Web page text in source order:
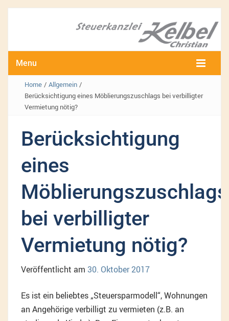
Menu
Home / Allgemein /
Berücksichtigung eines Möblierungszuschlags bei verbilligter
Vermietung nötig?
Berücksichtigung
eines
Möblierungszuschlags
bei verbilligter
Vermietung nötig?
Veröffentlicht am 30. Oktober 2017
Es ist ein beliebtes „Steuersparmodell“, Wohnungen
an Angehörige verbilligt zu vermieten (z.B. an